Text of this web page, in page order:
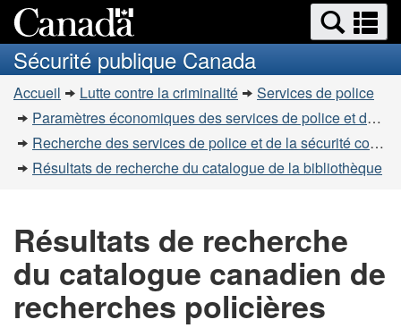
au
contenu
principal
à
la
version
HTML
simplifiée
Recherche
et
menus
et
Sécurité publique Canada
Vous
êtes
ici
Accueil Lutte contre la criminalité
Services de police
Paramètres économiques des services de police et de la sécurité communautaire
Recherche des services de police et de la sécurité communautaire
Résultats de recherche du catalogue de la bibliothèque
Résultats de recherche
du catalogue canadien de
recherches policières